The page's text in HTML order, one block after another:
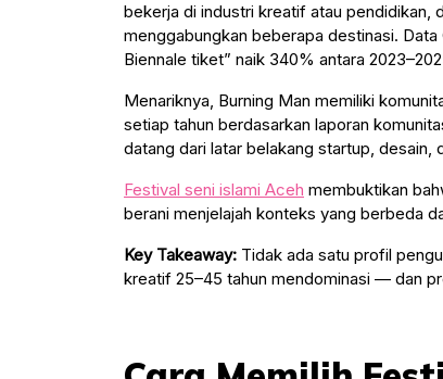
bekerja di industri kreatif atau pendidikan,
menggabungkan beberapa destinasi.
Biennale tiket” naik 340% antara
Menariknya, Burning Man memiliki
setiap tahun berdasarkan laporan
datang dari latar belakang startup, desain,
Festival seni islami Aceh membuktikan
berani menjelajah konteks yang berbeda
Key Takeaway: Tidak ada satu profil
kreatif 25–45 tahun mendominasi — dan